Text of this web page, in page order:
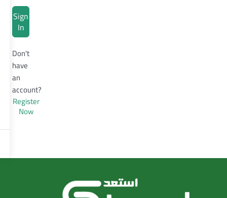
Sign
In
Don't
have
an
account?
Register
Now